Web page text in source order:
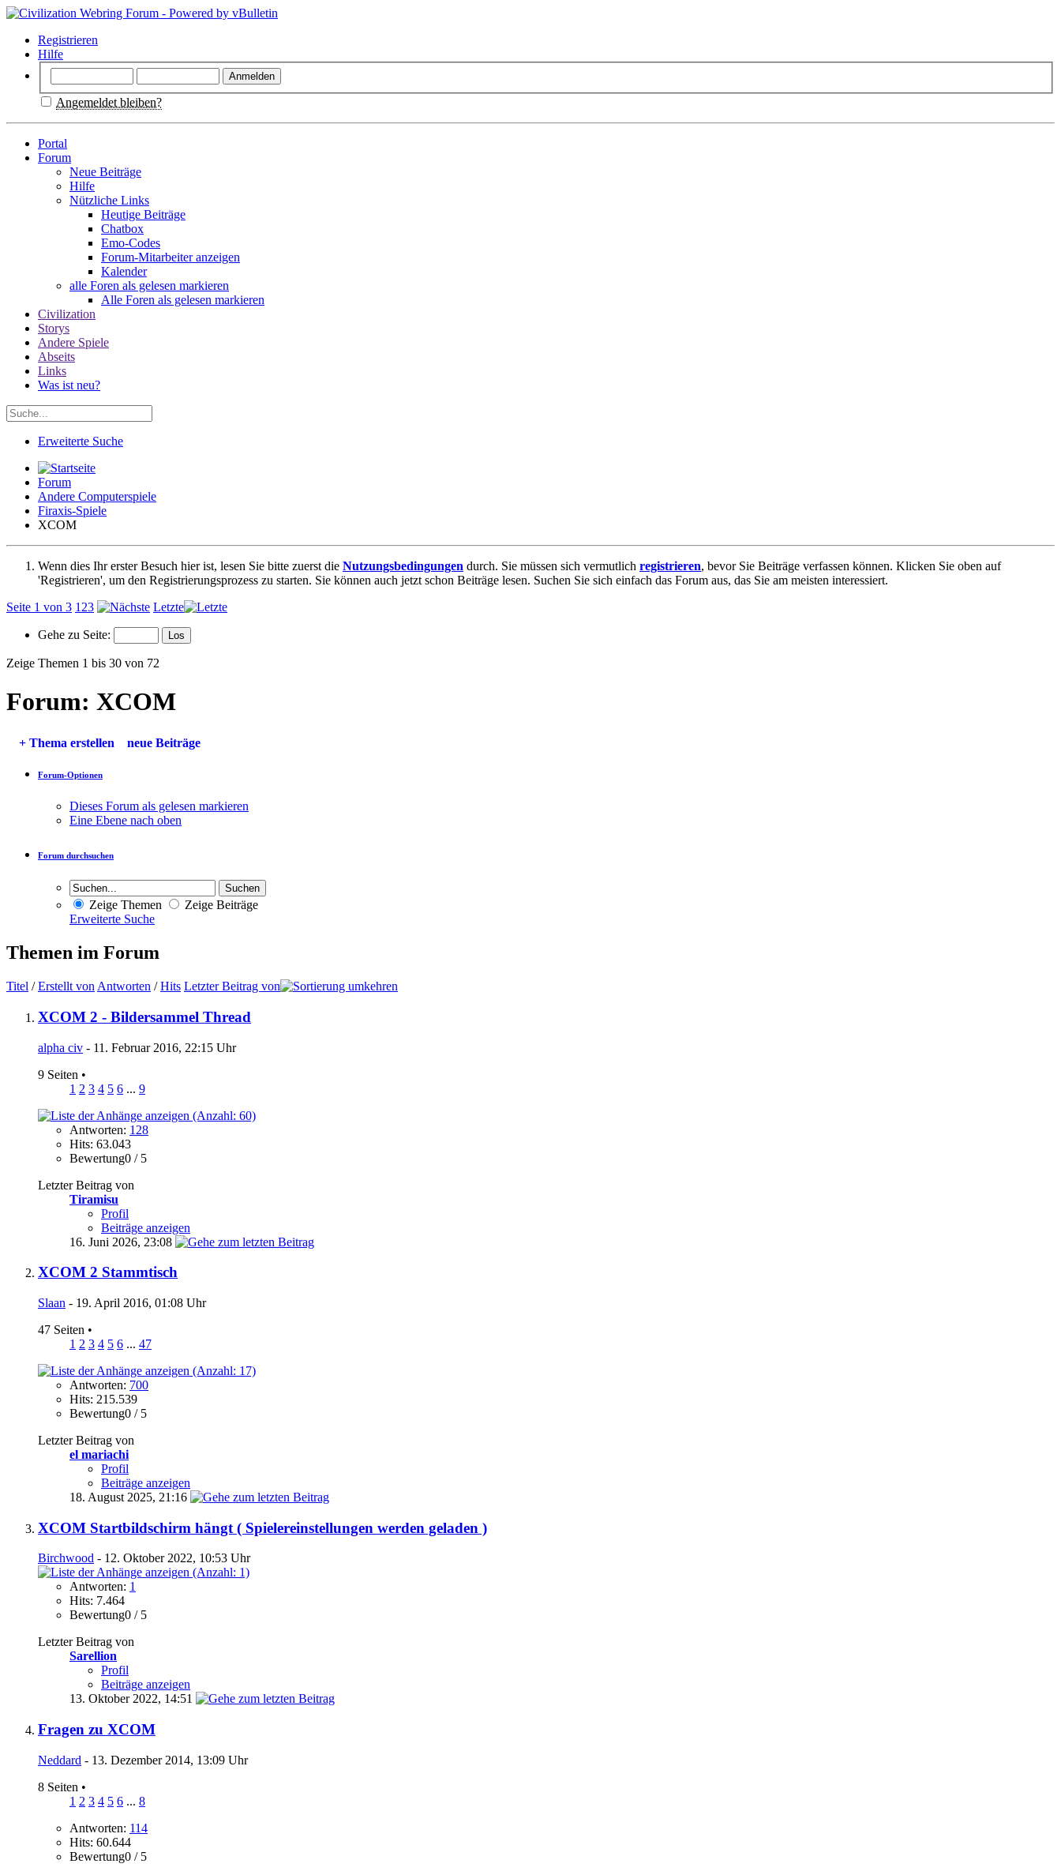
Registrieren
Hilfe
Angemeldet bleiben?
Portal
Forum
Neue Beiträge
Hilfe
Nützliche Links
Heutige Beiträge
Chatbox
Emo-Codes
Forum-Mitarbeiter anzeigen
Kalender
alle Foren als gelesen markieren
Alle Foren als gelesen markieren
Civilization
Storys
Andere Spiele
Abseits
Links
Was ist neu?
Erweiterte Suche
Forum
Andere Computerspiele
Firaxis-Spiele
XCOM
Wenn dies Ihr erster Besuch hier ist, lesen Sie bitte zuerst die Nutzungsbedingungen durch. Sie müssen sich vermutlich registrieren, bevor Sie Beiträge verfassen können. Klicken Sie oben auf
'Registrieren', um den Registrierungsprozess zu starten. Sie können auch jetzt schon Beiträge lesen. Suchen Sie sich einfach das Forum aus, das Sie am meisten interessiert.
Seite 1 von 3 1 23 Letzte
Gehe zu Seite:
Zeige Themen 1 bis 30 von 72
Forum: XCOM
+ Thema erstellen neue Beiträge
Forum-Optionen
Dieses Forum als gelesen markieren
Eine Ebene nach oben
Forum durchsuchen
Zeige Themen
Zeige Beiträge
Erweiterte Suche
Themen im Forum
Titel /Erstellt von Antworten /Hits Letzter Beitrag von
XCOM 2 - Bildersammel Thread
alpha civ - 11. Februar 2016, 22:15 Uhr
9 Seiten •
1 2 3 4 5 6 ... 9
Antworten: 128
Hits: 63.043
Bewertung0 / 5
Letzter Beitrag von
Tiramisu
Profil
Beiträge anzeigen
16. Juni 2026, 23:08
XCOM 2 Stammtisch
Slaan - 19. April 2016, 01:08 Uhr
47 Seiten •
1 2 3 4 5 6 ... 47
Antworten: 700
Hits: 215.539
Bewertung0 / 5
Letzter Beitrag von
el mariachi
Profil
Beiträge anzeigen
18. August 2025, 21:16
XCOM Startbildschirm hängt ( Spielereinstellungen werden geladen )
Birchwood - 12. Oktober 2022, 10:53 Uhr
Antworten: 1
Hits: 7.464
Bewertung0 / 5
Letzter Beitrag von
Sarellion
Profil
Beiträge anzeigen
13. Oktober 2022, 14:51
Fragen zu XCOM
Neddard - 13. Dezember 2014, 13:09 Uhr
8 Seiten •
1 2 3 4 5 6 ... 8
Antworten: 114
Hits: 60.644
Bewertung0 / 5